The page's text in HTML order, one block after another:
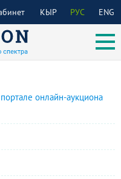
КЫР РУС ENG
онлайн-аукциона